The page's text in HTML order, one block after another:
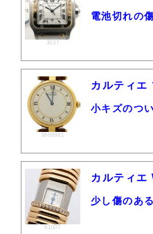
3037
電池切れの
6666981
カルティ
小キズのつ
61007
カルティ
少し傷のあ